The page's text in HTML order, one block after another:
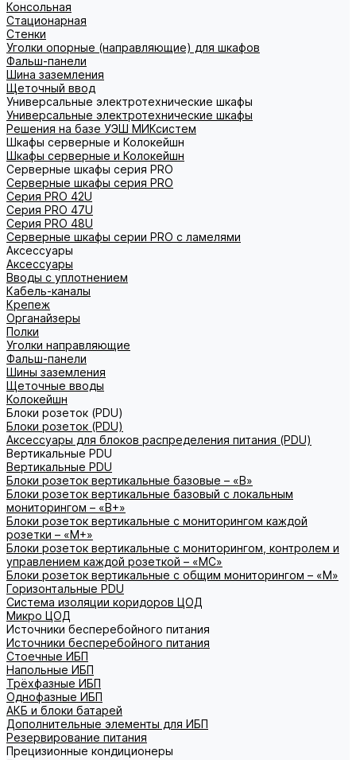
Консольная
Стационарная
Стенки
Уголки опорные (направляющие) для шкафов
Фальш-панели
Шина заземления
Щеточный ввод
Универсальные электротехнические шкафы
Универсальные электротехнические шкафы
Решения на базе УЭШ МИКсистем
Шкафы серверные и Колокейшн
Шкафы серверные и Колокейшн
Серверные шкафы серия PRO
Серверные шкафы серия PRO
Серия PRO 42U
Серия PRO 47U
Серия PRO 48U
Серверные шкафы серии PRO с ламелями
Аксессуары
Аксессуары
Вводы с уплотнением
Кабель-каналы
Крепеж
Органайзеры
Полки
Уголки направляющие
Фальш-панели
Шины заземления
Щеточные вводы
Колокейшн
Блоки розеток (PDU)
Блоки розеток (PDU)
Аксессуары для блоков распределения питания (PDU)
Вертикальные PDU
Вертикальные PDU
Блоки розеток вертикальные базовые – «В»
Блоки розеток вертикальные базовый с локальным
мониторингом – «В+»
Блоки розеток вертикальные с мониторингом каждой
розетки – «М+»
Блоки розеток вертикальные с мониторингом, контролем и
управлением каждой розеткой – «МС»
Блоки розеток вертикальные с общим мониторингом – «М»
Горизонтальные PDU
Система изоляции коридоров ЦОД
Микро ЦОД
Источники бесперебойного питания
Источники бесперебойного питания
Стоечные ИБП
Напольные ИБП
Трёхфазные ИБП
Однофазные ИБП
АКБ и блоки батарей
Дополнительные элементы для ИБП
Резервирование питания
Прецизионные кондиционеры